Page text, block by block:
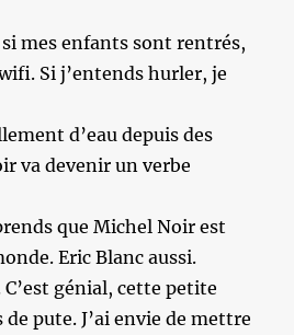
si mes enfants sont rentrés,
Si j’entends hurler, je
d’eau depuis des
va devenir un verbe
que Michel Noir est
Eric Blanc aussi.
C’est génial, cette petite
pute. J’ai envie de mettre